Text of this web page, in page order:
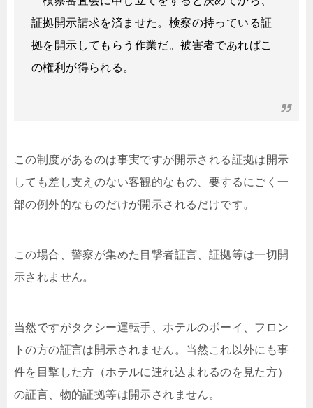
証拠開示請求を済ませた。検察の持っている証
拠を開示してもらう作業だ。被害者であればこ
の権利が得られる。
この制度があるのは事実ですが開示される証拠は開示
しても差し支えのない客観的なもの、要するにごく一
部の例外的なものだけが開示されるだけです。
この場合、警察が集めた目撃者証言、証拠等は一切開
示されません。
当然ですがタクシー運転手、ホテルのボーイ、フロン
トの方の証言は開示されません。当然これ以外にも事
件を目撃した方（ホテルに連れ込まれるのを見た方）
の証言、物的証拠等は開示されません。